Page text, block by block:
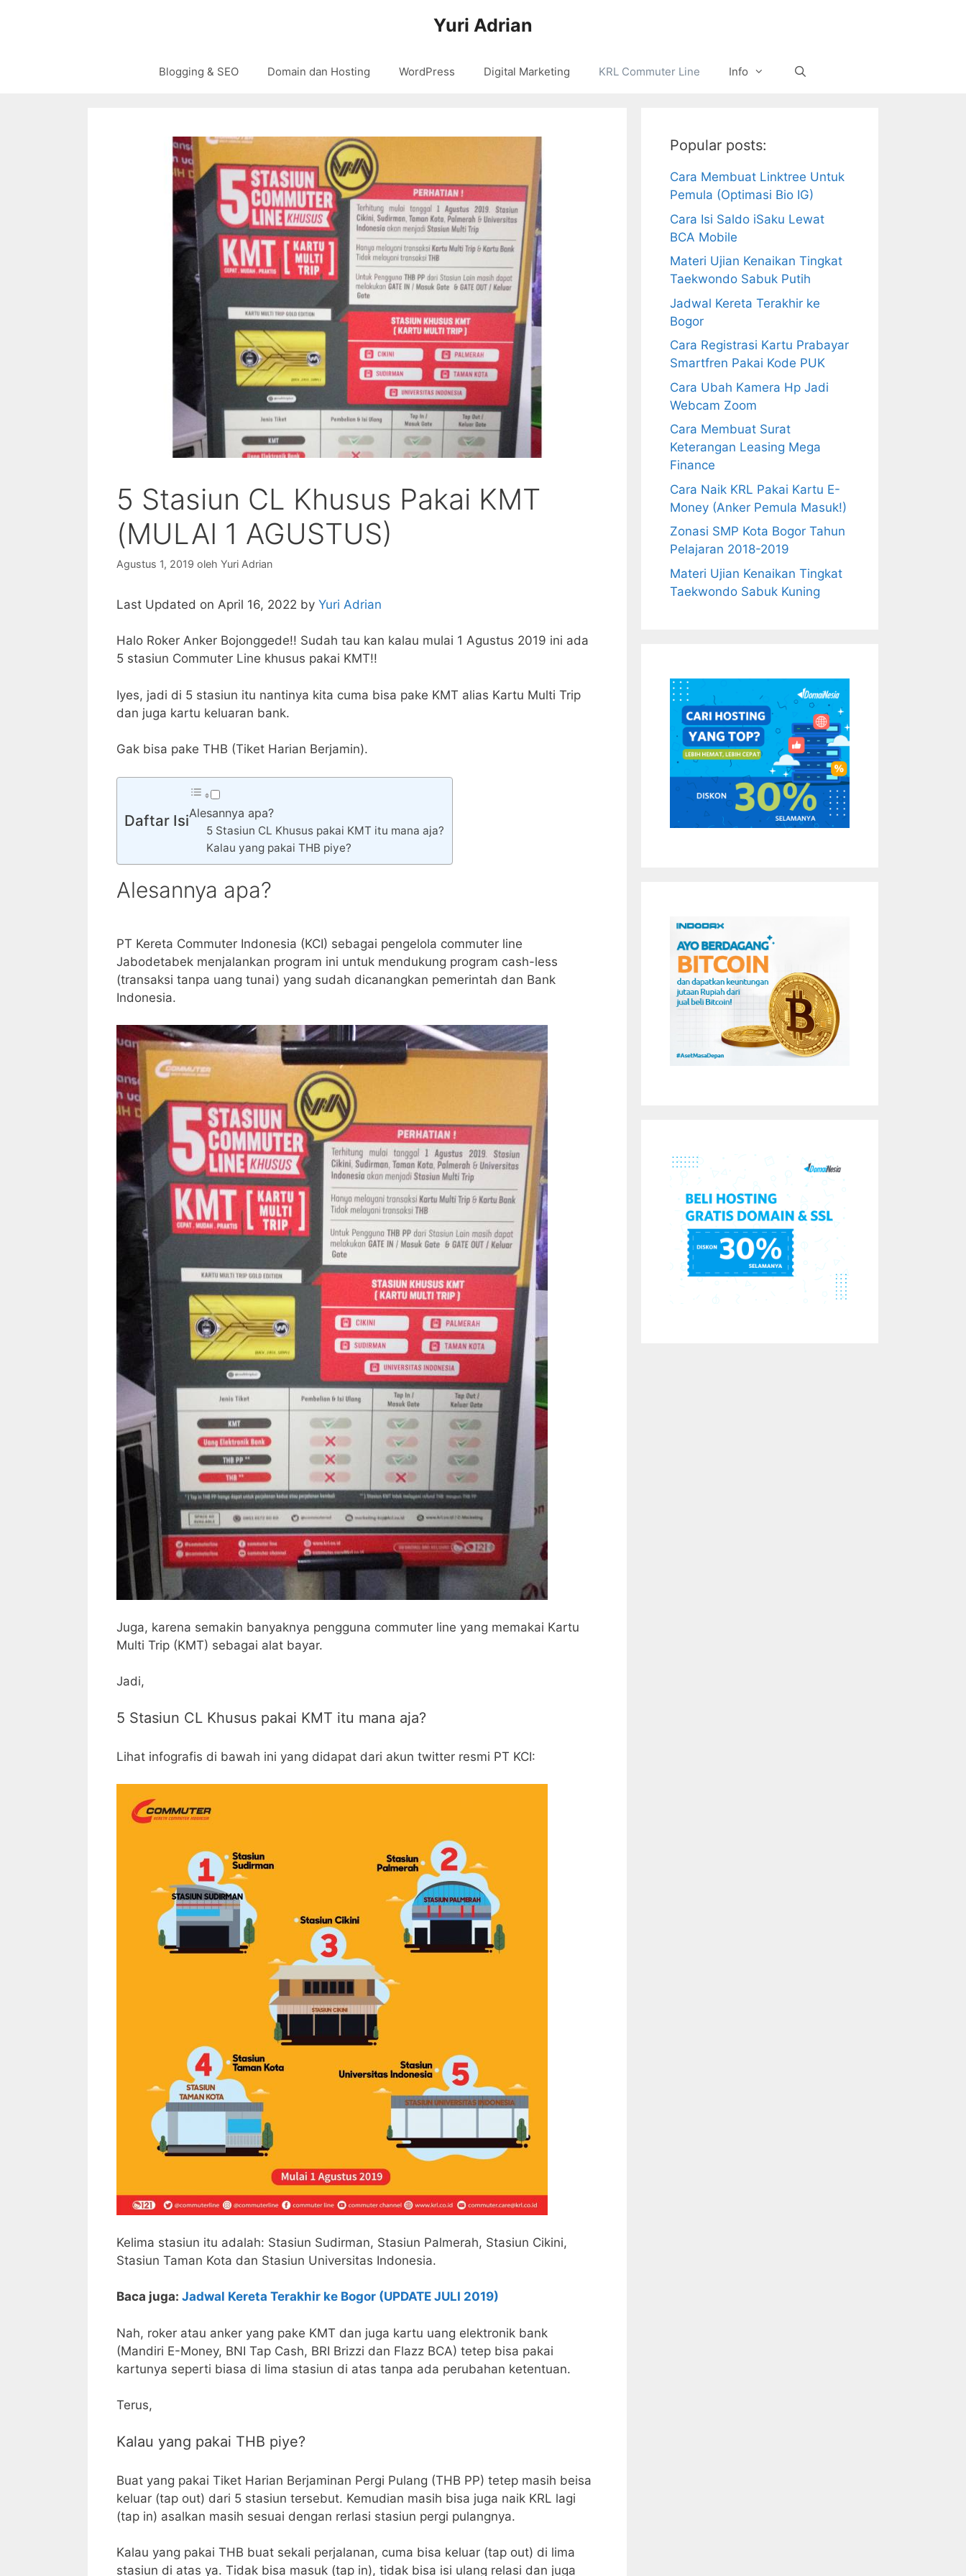
Yuri Adrian
Blogging & SEO Domain dan Hosting WordPress Digital Marketing KRL Commuter Line Info
5 Stasiun CL Khusus Pakai KMT
(MULAI 1 AGUSTUS)
Agustus 1, 2019 oleh Yuri Adrian
Last Updated on April 16, 2022 by Yuri Adrian
Halo Roker Anker Bojonggede!! Sudah tau kan kalau mulai 1 Agustus 2019 ini ada
5 stasiun Commuter Line khusus pakai KMT!!
Iyes, jadi di 5 stasiun itu nantinya kita cuma bisa pake KMT alias Kartu Multi Trip
dan juga kartu keluaran bank.
Gak bisa pake THB (Tiket Harian Berjamin).
Daftar IsiAlesannya apa?
5 Stasiun CL Khusus pakai KMT itu mana aja?
Kalau yang pakai THB piye?
Alesannya apa?
PT Kereta Commuter Indonesia (KCI) sebagai pengelola commuter line
Jabodetabek menjalankan program ini untuk mendukung program cash-less
(transaksi tanpa uang tunai) yang sudah dicanangkan pemerintah dan Bank
Indonesia.
Juga, karena semakin banyaknya pengguna commuter line yang memakai Kartu
Multi Trip (KMT) sebagai alat bayar.
Jadi,
5 Stasiun CL Khusus pakai KMT itu mana aja?
Lihat infografis di bawah ini yang didapat dari akun twitter resmi PT KCI:
Kelima stasiun itu adalah: Stasiun Sudirman, Stasiun Palmerah, Stasiun Cikini,
Stasiun Taman Kota dan Stasiun Universitas Indonesia.
Baca juga: Jadwal Kereta Terakhir ke Bogor (UPDATE JULI 2019)
Nah, roker atau anker yang pake KMT dan juga kartu uang elektronik bank
(Mandiri E-Money, BNI Tap Cash, BRI Brizzi dan Flazz BCA) tetep bisa pakai
kartunya seperti biasa di lima stasiun di atas tanpa ada perubahan ketentuan.
Terus,
Kalau yang pakai THB piye?
Buat yang pakai Tiket Harian Berjaminan Pergi Pulang (THB PP) tetep masih beisa
keluar (tap out) dari 5 stasiun tersebut. Kemudian masih bisa juga naik KRL lagi
(tap in) asalkan masih sesuai dengan rerlasi stasiun pergi pulangnya.
Kalau yang pakai THB buat sekali perjalanan, cuma bisa keluar (tap out) di lima
stasiun di atas ya. Tidak bisa masuk (tap in), tidak bisa isi ulang relasi dan juga
Popular posts:
Cara Membuat Linktree Untuk
Pemula (Optimasi Bio IG)
Cara Isi Saldo iSaku Lewat
BCA Mobile
Materi Ujian Kenaikan Tingkat
Taekwondo Sabuk Putih
Jadwal Kereta Terakhir ke
Bogor
Cara Registrasi Kartu Prabayar
Smartfren Pakai Kode PUK
Cara Ubah Kamera Hp Jadi
Webcam Zoom
Cara Membuat Surat
Keterangan Leasing Mega
Finance
Cara Naik KRL Pakai Kartu E-
Money (Anker Pemula Masuk!)
Zonasi SMP Kota Bogor Tahun
Pelajaran 2018-2019
Materi Ujian Kenaikan Tingkat
Taekwondo Sabuk Kuning